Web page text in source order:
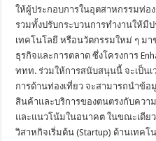
ให้ผู้ประกอบการในอุตสาหกรรมท่อ
รวมทั้งปรับกระบวนการทำงานให้มี
เทคโนโลยี หรือนวัตกรรมใหม่ ๆ ม
ธุรกิจและการตลาด ซึ่งโครงการ
ททท. ร่วมให้การสนับสนุนนี้ จะเป็น
การด้านท่องเที่ยว จะสามารถนำข้
สินค้าและบริการของตนตรงกับควา
และแนวโน้มในอนาคต ในขณะเดีย
วิสาหกิจเริ่มต้น (Startup) ด้านเทคโ